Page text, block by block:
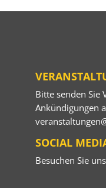
Bitte senden Sie
Ankündigungen
SOCIAL
Besuchen Sie